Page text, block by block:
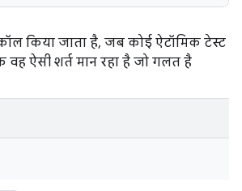
किया जाता है, जब कोई ऐटॉमिक टेस्ट
ऐसी शर्त मान रहा है जो गलत है